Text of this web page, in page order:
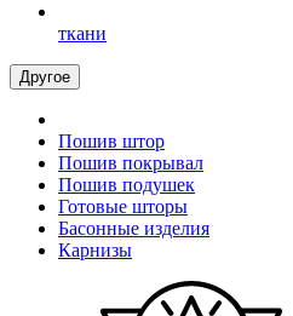
ткани
Другое
Пошив штор
Пошив покрывал
Пошив подушек
Готовые шторы
Басонные изделия
Карнизы